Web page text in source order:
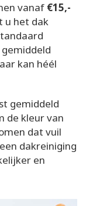
vanaf €15,-
u het dak
kan héél
gemiddeld
de kleur van
dat vuil
dakreiniging
en